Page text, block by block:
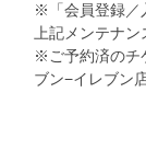
※「会員登録／
上記メンテナ
※ご予約済のチ
ブン−イレブン